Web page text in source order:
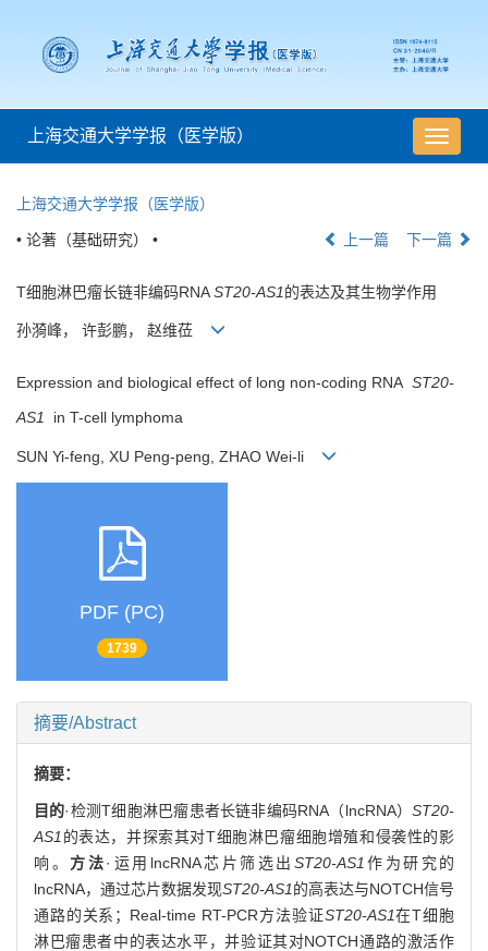
导
航
上海交通大学学报（医学版）
上海交通大学学报（医学版）
• 论著（基础研究） • 上一篇 下一篇
T细胞淋巴瘤长链非编码RNAST20-AS1的表达及其生物学作用
孙漪峰， 许彭鹏， 赵维莅
Expression and biological effect of long non-coding RNA ST20-
AS1 in T-cell lymphoma
SUN Yi-feng, XU Peng-peng, ZHAO Wei-li
PDF (PC)
1739
摘要/Abstract
摘要：
目的·检测T细胞淋巴瘤患者长链非编码RNA（lncRNA）ST20-
AS1 的表达，并探索其对T细胞淋巴瘤细胞增殖和侵袭性的影
响。 方法·运用lncRNA芯片筛选出 ST20-AS1 作为研究的
lncRNA，通过芯片数据发现ST20-AS1的高表达与NOTCH信号
通路的关系；Real-time RT-PCR方法验证ST20-AS1在T细胞
淋巴瘤患者中的表达水平，并验证其对NOTCH通路的激活作